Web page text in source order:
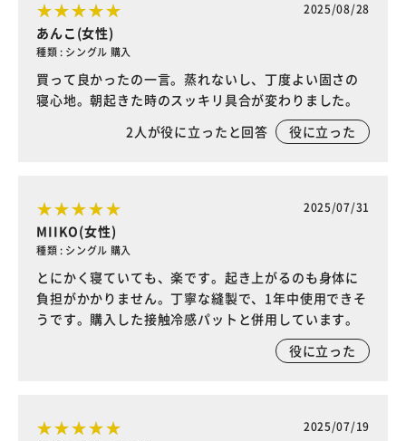
2025/08/28
あんこ(女性)
種類 : シングル 購入
買って良かったの一言。蒸れないし、丁度よい固さの
寝心地。朝起きた時のスッキリ具合が変わりました。
2人が役に立ったと回答 役に立った
2025/07/31
MIIKO(女性)
種類 : シングル 購入
とにかく寝ていても、楽です。起き上がるのも身体に
負担がかかりません。丁寧な縫製で、1年中使用できそ
うです。購入した接触冷感パットと併用しています。
役に立った
2025/07/19